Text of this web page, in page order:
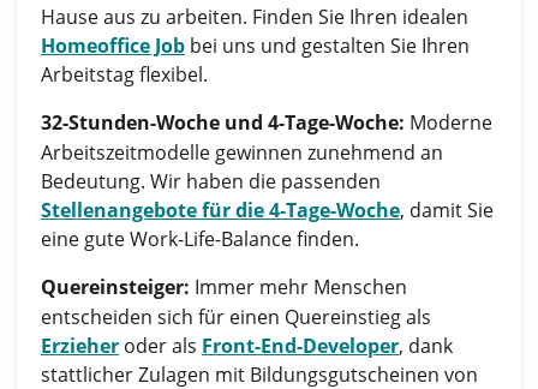
Hause aus zu arbeiten. Finden Sie Ihren idealen
Homeoffice Job bei uns und gestalten Sie Ihren
Arbeitstag flexibel.
32-Stunden-Woche und 4-Tage-Woche: Moderne
Arbeitszeitmodelle gewinnen zunehmend an
Bedeutung. Wir haben die passenden
Stellenangebote für die 4-Tage-Woche, damit Sie
eine gute Work-Life-Balance finden.
Quereinsteiger: Immer mehr Menschen
entscheiden sich für einen Quereinstieg als
Erzieher oder als Front-End-Developer, dank
stattlicher Zulagen mit Bildungsgutscheinen von